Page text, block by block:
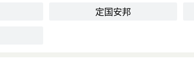
定国安邦